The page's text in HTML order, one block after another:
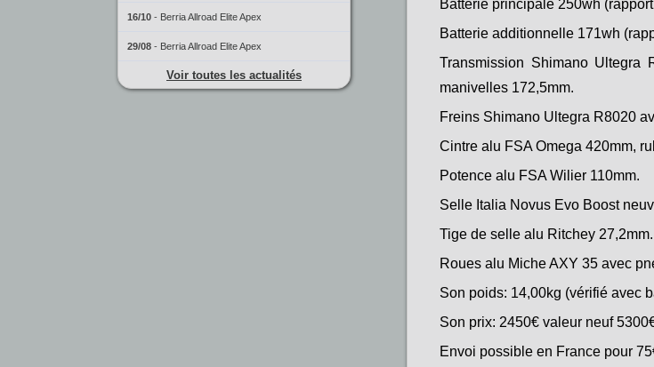
16/10 - Berria Allroad Elite Apex
29/08 - Berria Allroad Elite Apex
Voir toutes les actualités
Batterie principale 250wh
Batterie additionnelle 171wh
Transmission Shimano Ultegra
manivelles 172,5mm.
Freins Shimano Ultegra R8020
Cintre alu FSA Omega 420mm,
Potence alu FSA Wilier 110mm.
Selle Italia Novus Evo Boost
Tige de selle alu Ritchey 27,2mm.
Roues alu Miche AXY 35 avec
Son poids: 14,00kg (vérifié avec
Son prix: 2450€ valeur neuf
Envoi possible en France pour